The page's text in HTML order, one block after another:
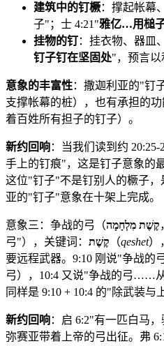
建筑中的钉橛：撑起帐幕
子"；士 4:21"雅亿…用槌
挂物的钉：挂衣物、器皿
钉子钉在坚固处"，预言以
意象的丰富性：撒迦利亚的"钉
支撑帐幕的桩），也有承担的
着百姓所有担子的钉子）。
新约回响：当我们读到约
手上的钉痕"，这是钉子意象的
这位"钉子"不是钉别人的橛子，
亚的"钉子"意象在十架上完成。
意象三：争战的弓（קֶשֶׁת מִלְחָמָה
弓"），关键词： קֶשֶׁת （qeshet）
要远程武器。9:10 刚说"争战的
弓），10:4 又说"争战的弓……
同样是 9:10 + 10:4 的"除武装与
新约回响：启 6:2"有一匹白马
弥赛亚带着上帝的弓出征。弗